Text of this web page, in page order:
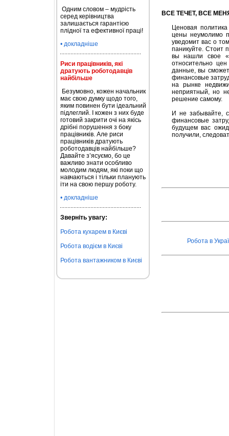
Одним словом – мудрість
серед керівництва
залишається гарантією
плідної та ефективної праці!
• докладніше
Риси працівників, які
дратують роботодавців
найбільше
Безумовно, кожен начальник
має свою думку щодо того,
яким повинен бути ідеальний
підлеглий. І кожен з них буде
готовий закрити очі на якісь
дрібні порушення з боку
працівників. Але риси
працівників дратують
роботодавців найбільше?
Давайте з’ясуємо, бо це
важливо знати особливо
молодим людям, які поки що
навчаються і тільки планують
іти на свою першу роботу.
• докладніше
Зверніть увагу:
Робота кухарем в Києві
Робота водієм в Києві
Робота вантажником в Києві
ВСЕ ТЕЧЕТ, ВСЕ
Ценовая
цены неумолимо
уведомит вас о
паникуйте. Стоит
вы нашли свое
относительно
данные, вы
финансовые
на рынке
неприятный, но
решение самому.
И не забывайте,
финансовые
будущем вас
получили,
Робота в